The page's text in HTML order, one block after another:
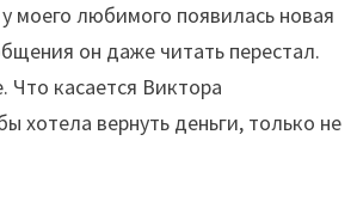
моего любимого появилась новая
он даже читать перестал.
Что касается Виктора
хотела вернуть деньги, только не